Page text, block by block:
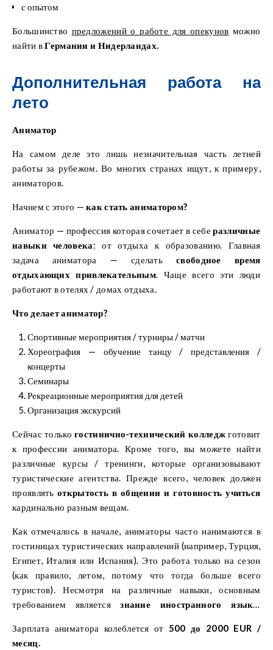
с опытом
Большинство предложений о работе для опекунов можно
найти вГермании и Нидерландах.
Дополнительная работа на
лето
Аниматор
На самом деле это лишь незначительная часть летней
работы за рубежом. Во многих странах ищут, к примеру,
аниматоров.
Начнем с этого —как стать аниматором?
Аниматор — профессия которая сочетает в себеразличные
навыки человека: от отдыха к образованию. Главная
задача аниматора — сделатьсвободное время
отдыхающих привлекательным. Чаще всего эти люди
работают в отелях / домах отдыха.
Что делает аниматор?
Спортивные мероприятия / турниры / матчи
Хореография — обучение танцу / представления /
концерты
Семинары
Рекреационные мероприятия для детей
Организация экскурсий
Сейчас только гостинично-технический колледж готовит
к профессии аниматора. Кроме того, вы можете найти
различные курсы / тренинги, которые организовывают
туристические агентства. Прежде всего, человек должен
проявлять открытость в общении и готовность учиться
кардинально разным вещам.
Как отмечалось в начале, аниматоры часто нанимаются в
гостиницах туристических направлений (например, Турция,
Египет, Италия или Испания). Это работа только на сезон
(как правило, летом, потому что тогда больше всего
туристов). Несмотря на различные навыки, основным
требованием являетсязнание иностранного языка,
Зарплата аниматора колеблется от 500 до 2000 EUR /
месяц.